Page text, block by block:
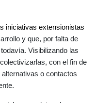
y que, por falta de
Visibilizando las
con el fin de
o contactos